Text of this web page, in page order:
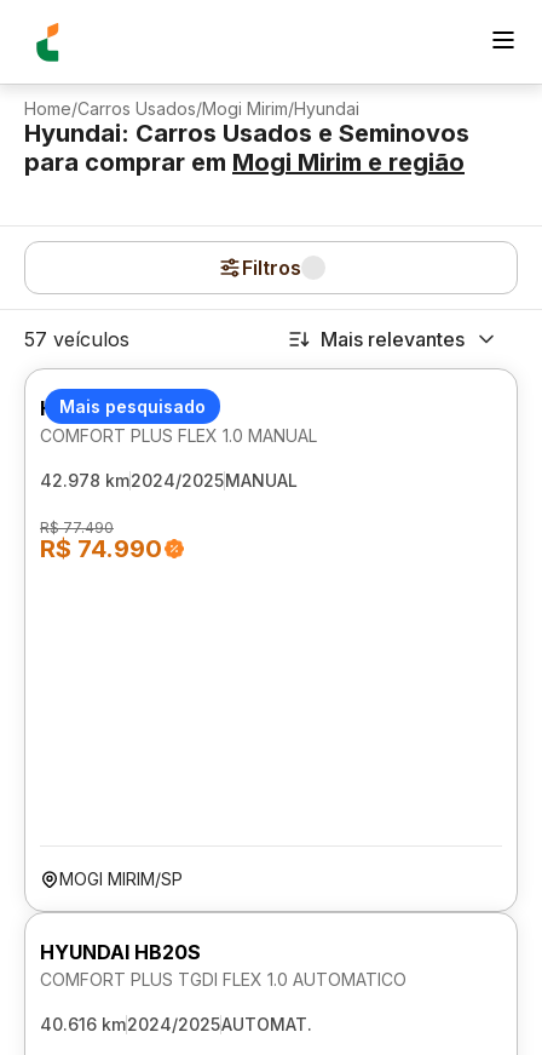
Home/Carros Usados/Mogi Mirim/Hyundai
Hyundai: Carros Usados e Seminovos
para comprar em Mogi Mirim e região
Filtros
57 veículos Mais relevantes
Mais pesquisado
HYUNDAI HB20
COMFORT PLUS FLEX 1.0 MANUAL
42.978 km2024/2025MANUAL
R$ 77.490
R$ 74.990
MOGI MIRIM/SP
HYUNDAI HB20S
COMFORT PLUS TGDI FLEX 1.0 AUTOMATICO
40.616 km2024/2025AUTOMAT.